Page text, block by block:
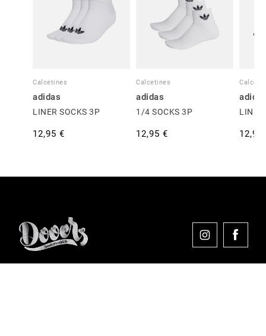
Calcetines
adidas
LINER SOCKS 3P
12,95 €
Calcetines
adidas
1/4 SOCKS 3P
12,95 €
LINER
12,95